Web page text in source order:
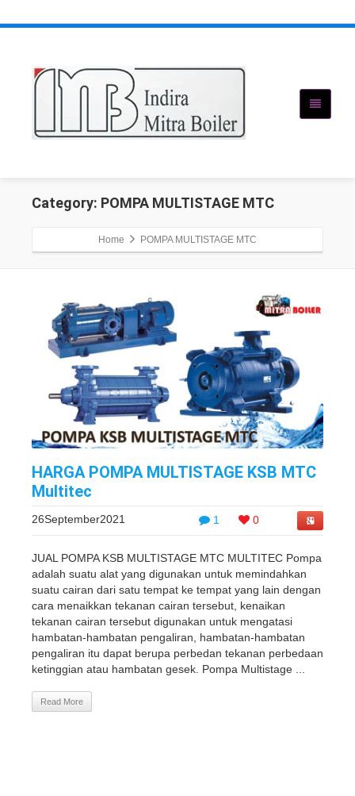
Category: POMPA MULTISTAGE MTC
Home POMPA MULTISTAGE MTC
HARGA POMPA MULTISTAGE KSB MTC
Multitec
1 0
26September2021
JUAL POMPA KSB MULTISTAGE MTC MULTITEC Pompa
adalah suatu alat yang digunakan untuk memindahkan
suatu cairan dari satu tempat ke tempat yang lain dengan
cara menaikkan tekanan cairan tersebut, kenaikan
tekanan cairan tersebut digunakan untuk mengatasi
hambatan-hambatan pengaliran, hambatan-hambatan
pengaliran itu dapat berupa perbedan tekanan perbedaan
ketinggian atau hambatan gesek. Pompa Multistage ...
Read More